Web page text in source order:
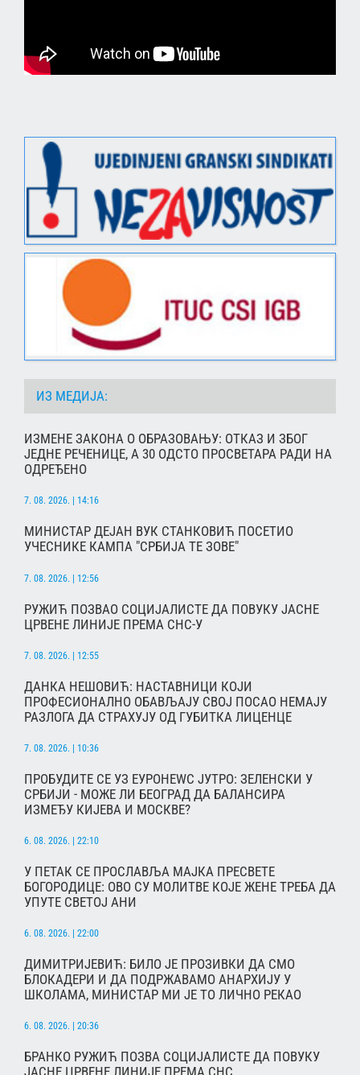
ИЗ МЕДИЈА:
ИЗМЕНЕ ЗАКОНА О ОБРАЗОВАЊУ: ОТКАЗ И ЗБОГ
ЈЕДНЕ РЕЧЕНИЦЕ, А 30 ОДСТО ПРОСВЕТАРА РАДИ НА
ОДРЕЂЕНО
7. 08. 2026. | 14:16
МИНИСТАР ДЕЈАН ВУК СТАНКОВИЋ ПОСЕТИО
УЧЕСНИКЕ КАМПА "СРБИЈА ТЕ ЗОВЕ"
7. 08. 2026. | 12:56
РУЖИЋ ПОЗВАО СОЦИЈАЛИСТЕ ДА ПОВУКУ ЈАСНЕ
ЦРВЕНЕ ЛИНИЈЕ ПРЕМА СНС-У
7. 08. 2026. | 12:55
ДАНКА НЕШОВИЋ: НАСТАВНИЦИ КОЈИ
ПРОФЕСИОНАЛНО ОБАВЉАЈУ СВОЈ ПОСАО НЕМАЈУ
РАЗЛОГА ДА СТРАХУЈУ ОД ГУБИТКА ЛИЦЕНЦЕ
7. 08. 2026. | 10:36
ПРОБУДИТЕ СЕ УЗ ЕУРОНЕWС ЈУТРО: ЗЕЛЕНСКИ У
СРБИЈИ - МОЖЕ ЛИ БЕОГРАД ДА БАЛАНСИРА
ИЗМЕЂУ КИЈЕВА И МОСКВЕ?
6. 08. 2026. | 22:10
У ПЕТАК СЕ ПРОСЛАВЉА МАЈКА ПРЕСВЕТЕ
БОГОРОДИЦЕ: ОВО СУ МОЛИТВЕ КОЈЕ ЖЕНЕ ТРЕБА ДА
УПУТЕ СВЕТОЈ АНИ
6. 08. 2026. | 22:00
ДИМИТРИЈЕВИЋ: БИЛО ЈЕ ПРОЗИВКИ ДА СМО
БЛОКАДЕРИ И ДА ПОДРЖАВАМО АНАРХИЈУ У
ШКОЛАМА, МИНИСТАР МИ ЈЕ ТО ЛИЧНО РЕКАО
6. 08. 2026. | 20:36
БРАНКО РУЖИЋ ПОЗВА СОЦИЈАЛИСТЕ ДА ПОВУКУ
ЈАСНЕ ЦРВЕНЕ ЛИНИЈЕ ПРЕМА СНС